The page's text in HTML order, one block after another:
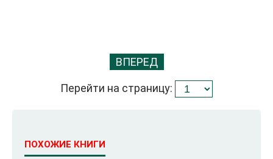
ВПЕРЕД
Перейти на страницу:
ПОХОЖИЕ КНИГИ